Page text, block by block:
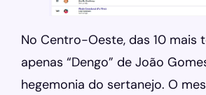
No Centro-Oeste, das 10 mais
apenas “Dengo” de João
hegemonia do sertanejo. O